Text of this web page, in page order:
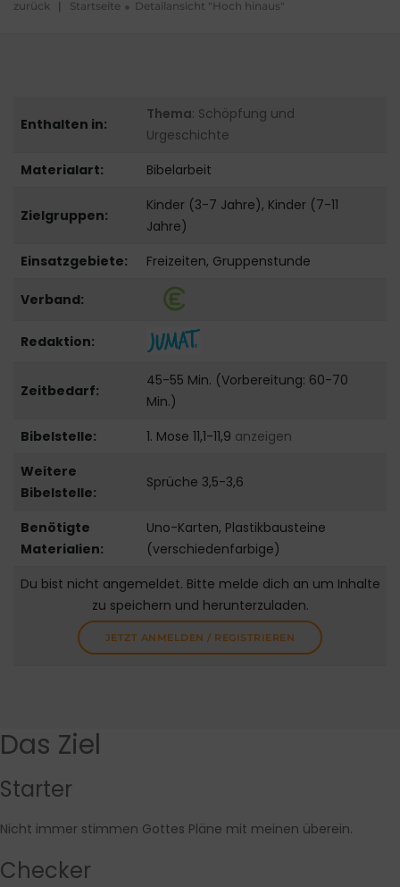
zurück | Startseite Detailansicht "Hoch hinaus"
Enthalten in:
Thema: Schöpfung und
Urgeschichte
Materialart:
Bibelarbeit
Zielgruppen:
Kinder (3-7 Jahre), Kinder (7-11
Jahre)
Einsatzgebiete:
Freizeiten, Gruppenstunde
Verband:
Redaktion:
Zeitbedarf:
45-55 Min. (Vorbereitung: 60-70
Min.)
Bibelstelle:
1. Mose 11,1-11,9 anzeigen
Weitere
Bibelstelle:
Sprüche 3,5-3,6
Benötigte
Materialien:
Uno-Karten, Plastikbausteine
(verschiedenfarbige)
Du bist nicht angemeldet. Bitte melde dich an um Inhalte
zu speichern und herunterzuladen.
JETZT ANMELDEN / REGISTRIEREN
Das Ziel
Starter
Nicht immer stimmen Gottes Pläne mit meinen überein.
Checker